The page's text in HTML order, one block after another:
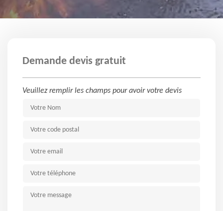
Demande devis gratuit
Veuillez remplir les champs pour avoir votre devis